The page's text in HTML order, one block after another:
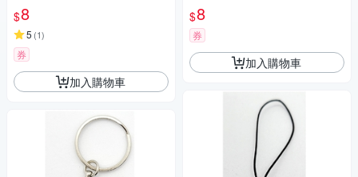
指掛繩 7公分長 CPA044
$8
5 (1)
券
加入購物車
掛鏈 金屬材質 CPA039
$8
券
加入購物車